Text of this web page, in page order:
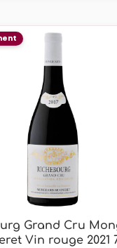
Grand Cru
Vin rouge 2021